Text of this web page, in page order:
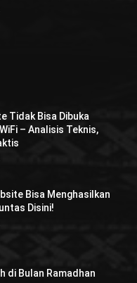
Tidak Bisa Dibuka
– Analisis Teknis,
Bisa Menghasilkan
Disini!
di Bulan Ramadhan